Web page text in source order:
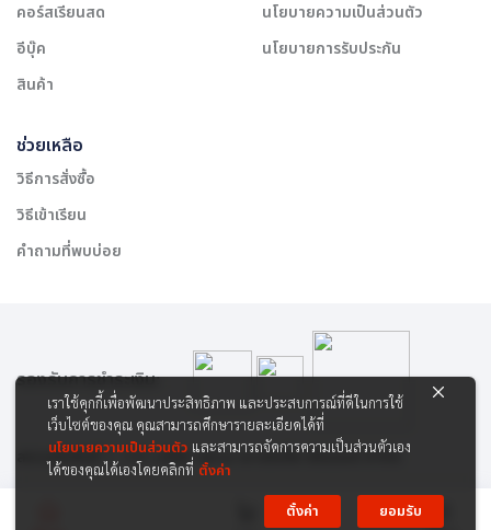
คอร์สเรียนสด
อีบุ๊ค
สินค้า
นโยบายความเป็นส่วนตัว
นโยบายการรับประกัน
ช่วยเหลือ
วิธีการสั่งซื้อ
วิธีเข้าเรียน
คำถามที่พบบ่อย
สงวนลิขสิทธิ์ © 2565 บริษัท สยาม เคาเซิลลิ่ง เซ็นเตอร์ จำกัด
รองรับการชำระเงิน:
เราใช้คุกกี้เพื่อพัฒนาประสิทธิภาพ และประสบการณ์ที่ดีในการใช้
เว็บไซต์ของคุณ คุณสามารถศึกษารายละเอียดได้ที่
นโยบายความเป็นส่วนตัว และสามารถจัดการความเป็นส่วนตัวเอง
ได้ของคุณได้เองโดยคลิกที่ ตั้งค่า
ตั้งค่า
ยอมรับ